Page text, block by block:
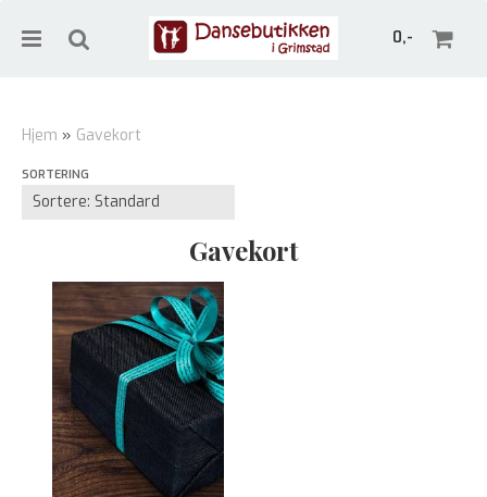
0,-
Hjem » Gavekort
SORTERING
Gavekort